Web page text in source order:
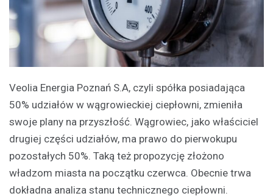
Veolia Energia Poznań S.A, czyli spółka posiadająca
50% udziałów w wągrowieckiej ciepłowni, zmieniła
swoje plany na przyszłość. Wągrowiec, jako właściciel
drugiej części udziałów, ma prawo do pierwokupu
pozostałych 50%. Taką też propozycję złożono
władzom miasta na początku czerwca. Obecnie trwa
dokładna analiza stanu technicznego ciepłowni.